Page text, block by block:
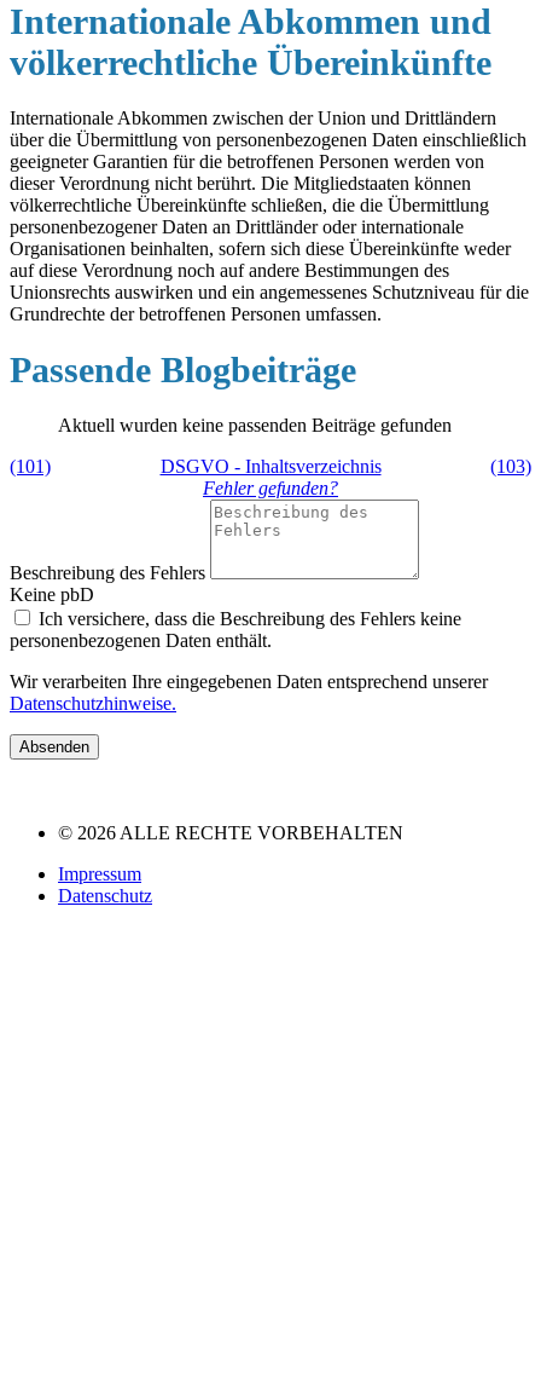
Internationale Abkommen und
völkerrechtliche Übereinkünfte
Internationale Abkommen zwischen der Union und Drittländern
über die Übermittlung von personenbezogenen Daten einschließlich
geeigneter Garantien für die betroffenen Personen werden von
dieser Verordnung nicht berührt. Die Mitgliedstaaten können
völkerrechtliche Übereinkünfte schließen, die die Übermittlung
personenbezogener Daten an Drittländer oder internationale
Organisationen beinhalten, sofern sich diese Übereinkünfte weder
auf diese Verordnung noch auf andere Bestimmungen des
Unionsrechts auswirken und ein angemessenes Schutzniveau für die
Grundrechte der betroffenen Personen umfassen.
Passende Blogbeiträge
Aktuell wurden keine passenden Beiträge gefunden
(101)
DSGVO - Inhaltsverzeichnis
(103)
Fehler gefunden?
Beschreibung des Fehlers
Keine pbD
Ich versichere, dass die Beschreibung des Fehlers keine
personenbezogenen Daten enthält.
Wir verarbeiten Ihre eingegebenen Daten entsprechend unserer
Datenschutzhinweise.
Absenden
© 2026 ALLE RECHTE VORBEHALTEN
Impressum
Datenschutz